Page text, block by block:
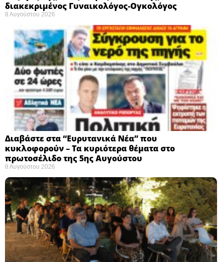
διακεκριμένος Γυναικολόγος-Ογκολόγος
8 Αυγούστου 2026
Διαβάστε στα “Ευρυτανικά Νέα” που
κυκλοφορούν – Τα κυριότερα θέματα στο
πρωτοσέλιδο της 5ης Αυγούστου
8 Αυγούστου 2026